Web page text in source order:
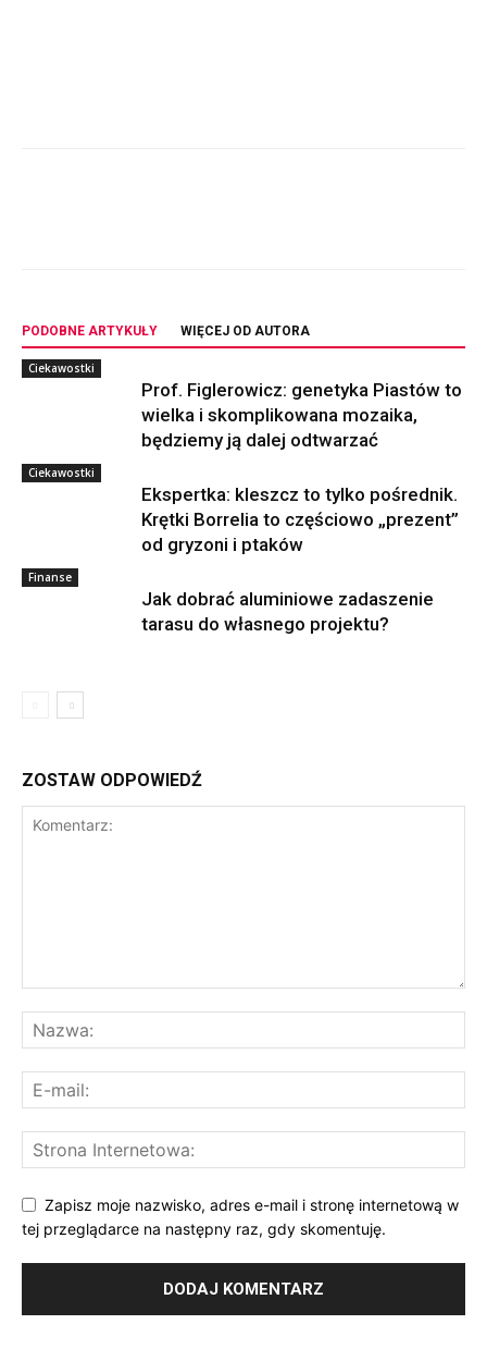
PODOBNE ARTYKUŁY WIĘCEJ OD AUTORA
Ciekawostki
Prof. Figlerowicz: genetyka Piastów to
wielka i skomplikowana mozaika,
będziemy ją dalej odtwarzać
Ciekawostki
Ekspertka: kleszcz to tylko pośrednik.
Krętki Borrelia to częściowo „prezent”
od gryzoni i ptaków
Finanse
Jak dobrać aluminiowe zadaszenie
tarasu do własnego projektu?
ZOSTAW ODPOWIEDŹ
Zapisz moje nazwisko, adres e-mail i stronę internetową w
tej przeglądarce na następny raz, gdy skomentuję.